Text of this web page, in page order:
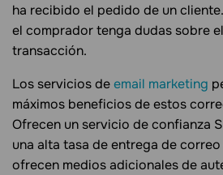
ha recibido el pedido de un
el comprador tenga dudas sobre
transacción.
Los servicios deemail marketing
máximos beneficios de estos
Ofrecen un servicio de confianza
una alta tasa de entrega de
ofrecen medios adicionales de